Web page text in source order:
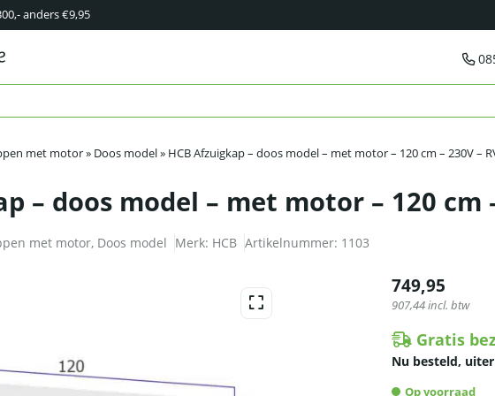
anders €9,95
met motor» Doos model» HCB Afzuigkap – doos model – met motor – 120 cm – 230V –
– doos model – met motor – 120 cm
met motor, Doos model Merk: HCB Artikelnummer: 1103
749,95
907,44incl. btw
Gratis
Nu besteld,
Op voorraad